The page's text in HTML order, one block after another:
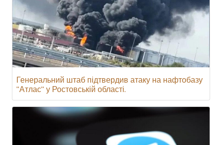
Генеральний штаб підтвердив атаку на нафтобазу
"Атлас" у Ростовській області.